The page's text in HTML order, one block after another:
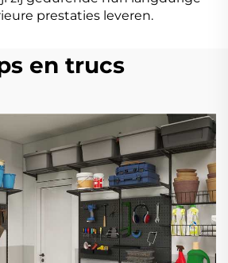
prestaties leveren.
en trucs